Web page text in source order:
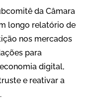
da Câmara
longo relatório de
nos mercados
para
digital,
e reativar a